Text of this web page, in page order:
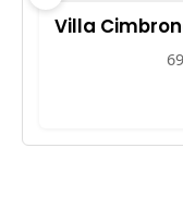
Villa